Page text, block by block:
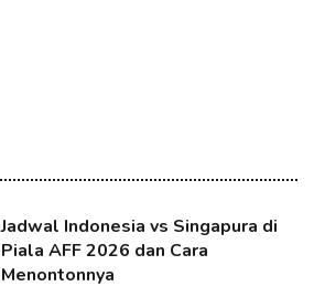
Jadwal Indonesia vs Singapura di
Piala AFF 2026 dan Cara
Menontonnya